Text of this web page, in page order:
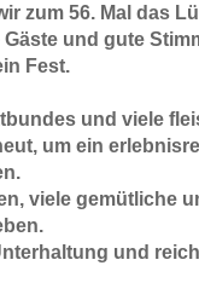
zum 56. Mal das
Gäste und gute
Fest.
und viele
um ein
viele gemütliche
und